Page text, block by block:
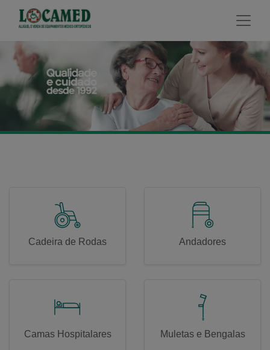
Cadeira de Rodas Andadores
Camas Hospitalares Muletas e Bengalas